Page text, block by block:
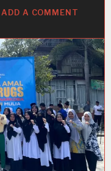
ADD A COMMENT